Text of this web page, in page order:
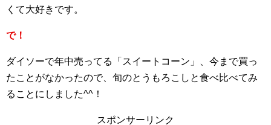
くて大好きです。
で！
ダイソーで年中売ってる「スイートコーン」、今まで買っ
たことがなかったので、旬のとうもろこしと食べ比べてみ
ることにしました^^！
スポンサーリンク